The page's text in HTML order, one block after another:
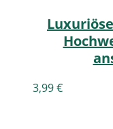
3,99€